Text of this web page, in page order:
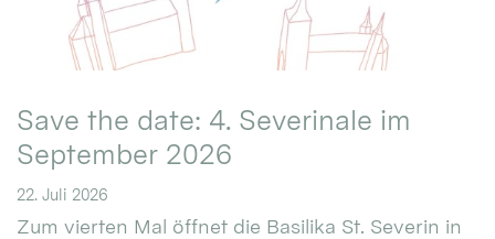
Save the date: 4. Severinale im
September 2026
22. Juli 2026
Zum vierten Mal öffnet die Basilika St. Severin in